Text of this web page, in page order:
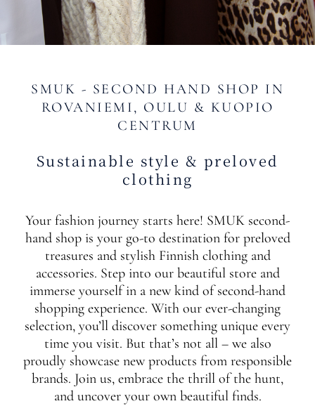
SMUK - SECOND HAND SHOP IN
ROVANIEMI, OULU & KUOPIO
CENTRUM
Sustainable style & preloved
clothing
Your fashion journey starts here! SMUK second-
hand shop is your go-to destination for preloved
treasures and stylish Finnish clothing and
accessories. Step into our beautiful store and
immerse yourself in a new kind of second-hand
shopping experience. With our ever-changing
selection, you’ll discover something unique every
time you visit. But that’s not all – we also
proudly showcase new products from responsible
brands. Join us, embrace the thrill of the hunt,
and uncover your own beautiful finds.